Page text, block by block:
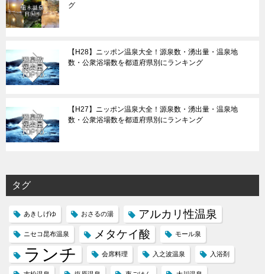
グ
【H28】ニッポン温泉大全！源泉数・湧出量・温泉地
数・公衆浴場数を都道府県別にランキング
【H27】ニッポン温泉大全！源泉数・湧出量・温泉地
数・公衆浴場数を都道府県別にランキング
タグ
あきしげゆ おさるの湯 アルカリ性温泉
ニセコ昆布温泉 メタケイ酸 モール泉
ランチ 会席料理 入之波温泉 入浴剤